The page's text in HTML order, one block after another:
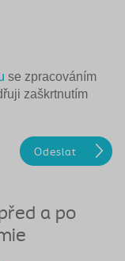
se zpracováním
zaškrtnutím
a po